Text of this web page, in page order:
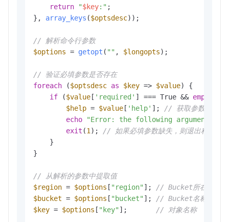
return
"$key:" ;
}, array_keys ($optsdesc));
// 解析命令行参数
$options = getopt ( "" , $longopts);
// 验证必填参数是否存在
foreach ($optsdesc as $key => $value) {
if ($value [ 'required' ] === True && empty
$help = $value [ 'help' ];
// 获取参数的帮助
echo
"Error: the following arguments
exit (1 );
// 如果必填参数缺失，则退出程序
    }
}
// 从解析的参数中提取值
$region = $options [ "region" ];
// Bucket所在的地域
$bucket = $options [ "bucket" ];
// Bucket名称
$key = $options [ "key" ]; // 对象名称